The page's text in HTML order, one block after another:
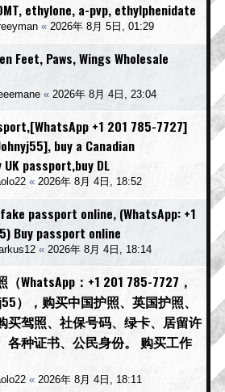
ethylone, a-pvp, ethylphenidate
« 2026年 8月 5日, 01:29
Feet, Paws, Wings Wholesale
« 2026年 8月 4日, 23:04
+1 201 785-7727]
buy a Canadian
passport,buy DL
« 2026年 8月 4日, 18:52
passport online, (WhatsApp: +1
Buy passport online
« 2026年 8月 4日, 18:14
WhatsApp：+1 201 785-7727，
），购买中国护照、英国护照、
买驾照、社保号码、绿卡、居留许
各种证书、公民身份。 购买工作
« 2026年 8月 4日, 18:11